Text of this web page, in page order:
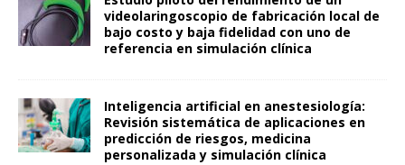
videolaringoscopio de fabricación local de
bajo costo y baja fidelidad con uno de
referencia en simulación clínica
Inteligencia artificial en anestesiología:
Revisión sistemática de aplicaciones en
predicción de riesgos, medicina
personalizada y simulación clínica